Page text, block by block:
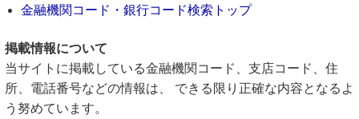
金融機関コード・銀行コード検索トップ
掲載情報について
当サイトに掲載している金融機関コード、支店コード、住
所、電話番号などの情報は、 できる限り正確な内容となるよ
う努めています。